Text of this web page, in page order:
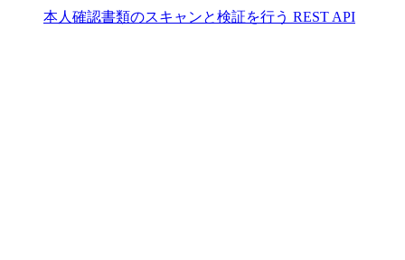
本人確認書類のスキャンと検証を行う REST API